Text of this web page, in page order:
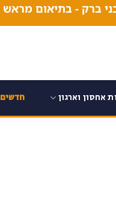
ברק - בתיאום מראש
אחסון וארגון חדשים